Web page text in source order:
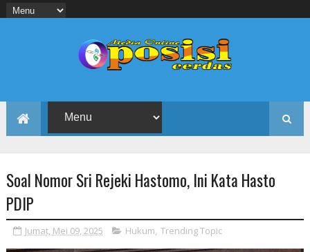
Soal Nomor Sri Rejeki Hastomo, Ini Kata Hasto
PDIP
Jumat, Mei 09, 2025 Hukum, Trending Topic